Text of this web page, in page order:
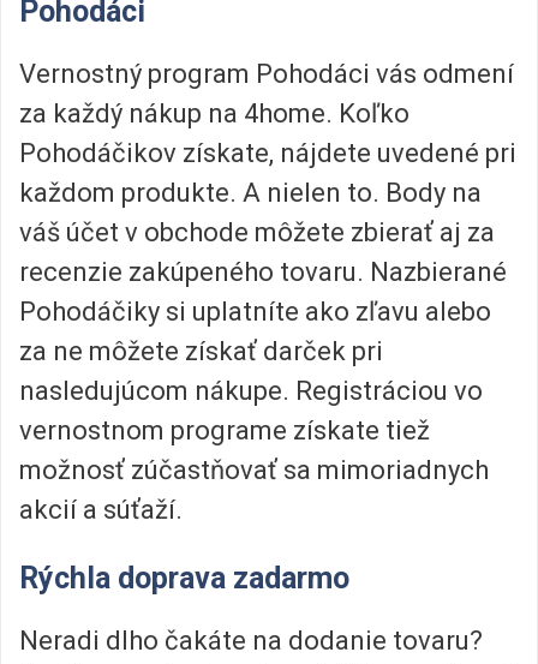
Pohodáci
Vernostný program Pohodáci vás odmení
za každý nákup na 4home. Koľko
Pohodáčikov získate, nájdete uvedené pri
každom produkte. A nielen to. Body na
váš účet v obchode môžete zbierať aj za
recenzie zakúpeného tovaru. Nazbierané
Pohodáčiky si uplatníte ako zľavu alebo
za ne môžete získať darček pri
nasledujúcom nákupe. Registráciou vo
vernostnom programe získate tiež
možnosť zúčastňovať sa mimoriadnych
akcií a súťaží.
Rýchla doprava zadarmo
Neradi dlho čakáte na dodanie tovaru?